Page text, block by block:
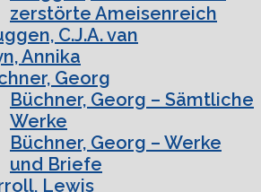
zerstörte Ameisenreich
C.J.A. van
Annika
Georg
Büchner, Georg – Sämtliche
Werke
Büchner, Georg – Werke
und Briefe
Lewis